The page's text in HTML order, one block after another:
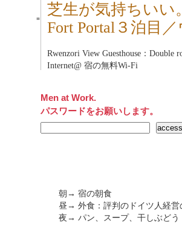
■
芝生が気持ちいい
Fort Portal３泊目
Rwenzori View Guesthouse：Double
Internet@ 宿の無料Wi-Fi
Men at Work.
パスワードをお願いします。
朝→ 宿の朝食
昼→ 外食：評判のドイツ人経営
夜→ パン、スープ、干しぶどう